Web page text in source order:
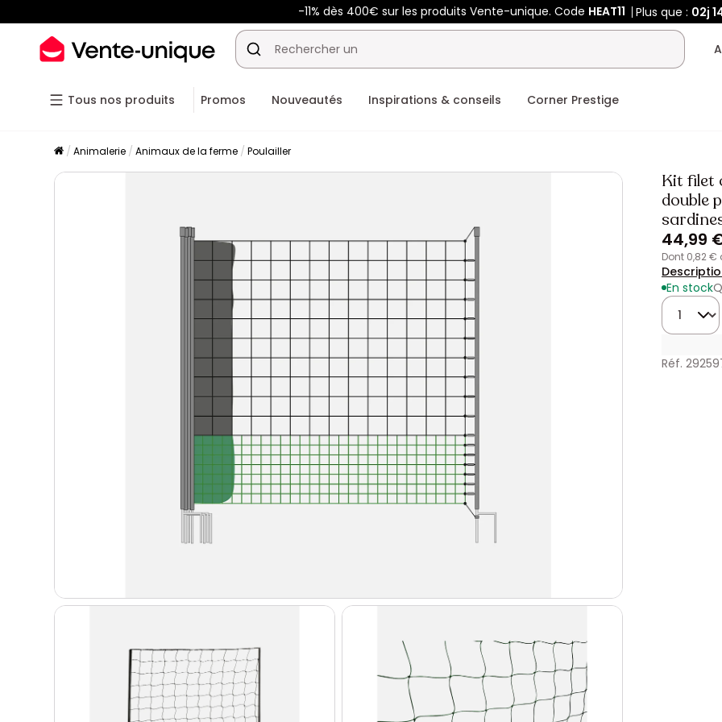
-11% dès 400€ sur les produits Vente-unique. CodeHEAT11 Plus que :02j
Tous nos produits Promos Nouveautés Inspirations & conseils Corner Prestige
Animalerie Animaux de la ferme Poulailler
Kit filet
double
44,99
dont 0,82
En stock
Quantité
Réf.